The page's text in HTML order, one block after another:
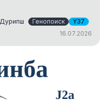
Дурипш Генопоиск
Y37
16.07.2026